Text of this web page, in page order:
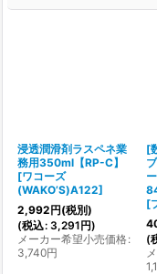
浸透潤滑剤ラスペネ業
務用350ml【RP-C】
[ワコーズ
(WAKO’S)A122]
2,992円(税別)
(税込: 3,291円)
メーカー希望小売価格:
3,740円
[
[
(